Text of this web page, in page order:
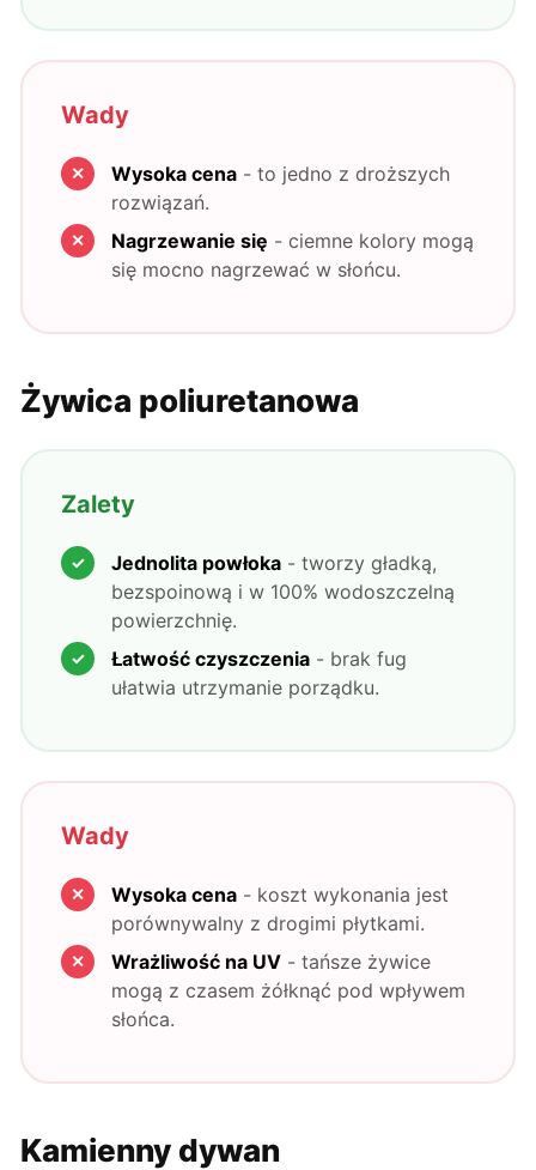
Wady
Wysoka cena - to jedno z droższych
rozwiązań.
Nagrzewanie się - ciemne kolory mogą
się mocno nagrzewać w słońcu.
Żywica poliuretanowa
Zalety
Jednolita powłoka - tworzy gładką,
bezspoinową i w 100% wodoszczelną
powierzchnię.
Łatwość czyszczenia - brak fug
ułatwia utrzymanie porządku.
Wady
Wysoka cena - koszt wykonania jest
porównywalny z drogimi płytkami.
Wrażliwość na UV - tańsze żywice
mogą z czasem żółknąć pod wpływem
słońca.
Kamienny dywan